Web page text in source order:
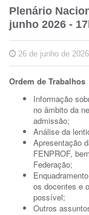
Plenário
junho 2026 -
26 de junho de
Ordem de Trabalhos
Informação
no âmbito da
admissão;
Análise da
Apresentação
FENPROF,
Federação;
os docentes e
possível;
Outros